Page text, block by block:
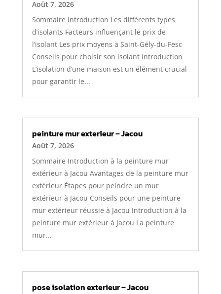
Août 7, 2026
Sommaire Introduction Les différents types
d’isolants Facteurs influençant le prix de
l’isolant Les prix moyens à Saint-Gély-du-Fesc
Conseils pour choisir son isolant Introduction
L’isolation d’une maison est un élément crucial
pour garantir le...
peinture mur exterieur – Jacou
Août 7, 2026
Sommaire Introduction à la peinture mur
extérieur à Jacou Avantages de la peinture mur
extérieur Étapes pour peindre un mur
extérieur à Jacou Conseils pour une peinture
mur extérieur réussie à Jacou Introduction à la
peinture mur extérieur à Jacou La peinture
mur...
pose isolation exterieur – Jacou